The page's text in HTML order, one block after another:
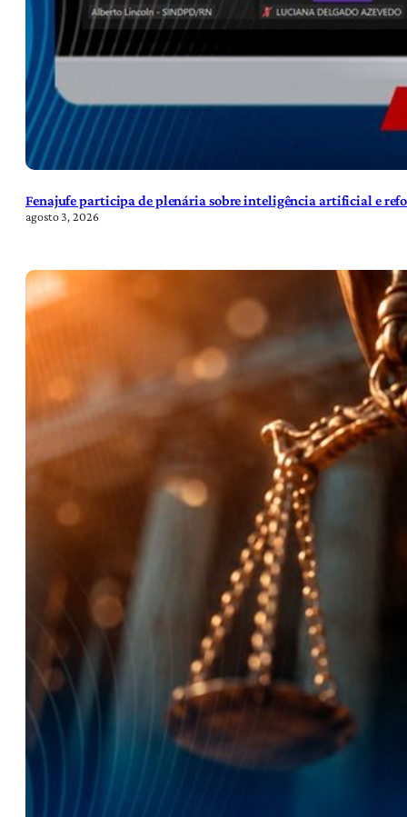
Fenajufe participa de plenária sobre inteligência artificial e
agosto 3, 2026